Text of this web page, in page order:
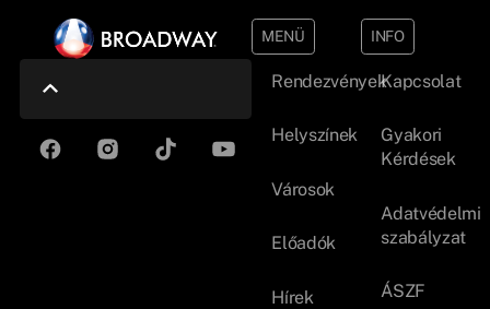
MENÜ
Rendezvények
Helyszínek
Városok
Előadók
Hírek
INFO
Kapcsolat
Gyakori
Kérdések
Adatvédelmi
szabályzat
ÁSZF